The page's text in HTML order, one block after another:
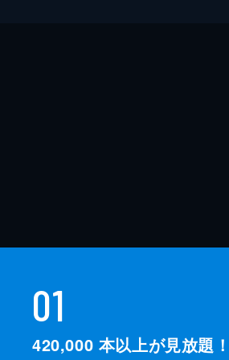
01
420,000 本以上が見放題！